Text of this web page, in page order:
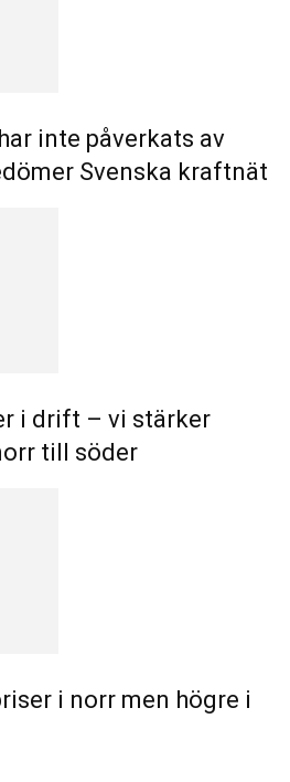
inte påverkats av
Svenska kraftnät
i drift – vi stärker
till söder
i norr men högre i